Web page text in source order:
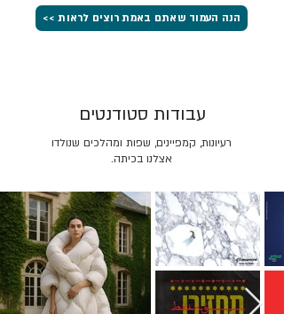
הנה העמוד שאתם באמת רוצים לראות >>
רעיונות, קמפיינים, שפות ומהלכים שנולדו
אצלנו בכיתה.
עבודות סטודנטים